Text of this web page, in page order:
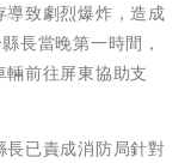
致劇烈爆炸，造成
長當晚第一時間，
前往屏東協助支
已責成消防局針對